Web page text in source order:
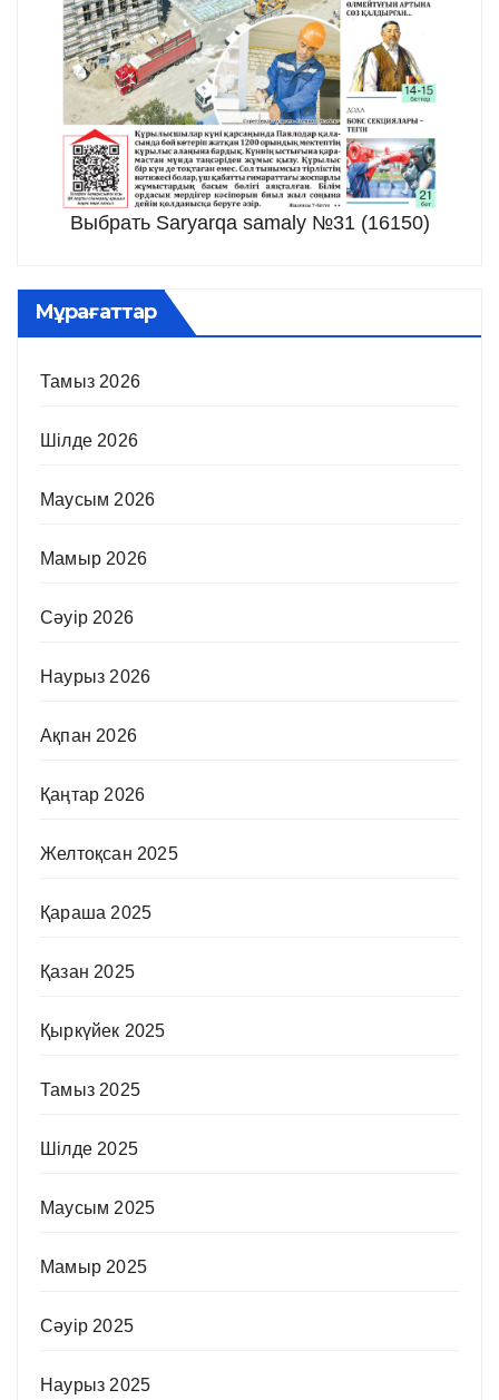
Выбрать Saryarqa samaly №31 (16150)
Мұрағаттар
Тамыз 2026
Шілде 2026
Маусым 2026
Мамыр 2026
Сәуір 2026
Наурыз 2026
Ақпан 2026
Қаңтар 2026
Желтоқсан 2025
Қараша 2025
Қазан 2025
Қыркүйек 2025
Тамыз 2025
Шілде 2025
Маусым 2025
Мамыр 2025
Сәуір 2025
Наурыз 2025